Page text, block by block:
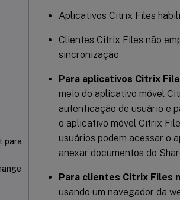
para
Aplicativos Citrix Files
Clientes Citrix Files não
sincronização
Para aplicativos Citrix
meio do aplicativo móvel
autenticação de usuário e
o aplicativo móvel Citrix
usuários podem acessar o
anexar documentos do
Para clientes Citrix Files
usando um navegador da